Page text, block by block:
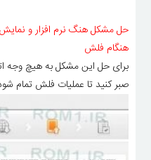
حل مشکل هنگ نرم افزار و
هنگام فلش
برای حل این مشکل به هیچ وجه
صبر کنید تا عملیات فلش تمام